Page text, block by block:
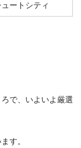
ュートシティ
で、いよいよ厳選
す。